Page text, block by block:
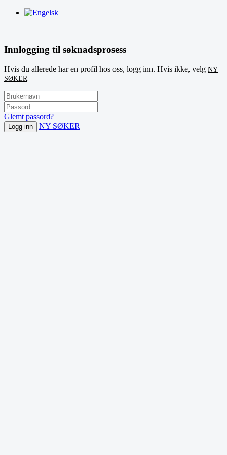
Innlogging til søknadsprosess
Hvis du allerede har en profil hos oss, logg inn. Hvis ikke, velg NY
SØKER
Glemt passord?
Logg inn NY SØKER